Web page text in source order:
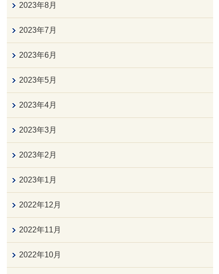
2023年8月
2023年7月
2023年6月
2023年5月
2023年4月
2023年3月
2023年2月
2023年1月
2022年12月
2022年11月
2022年10月